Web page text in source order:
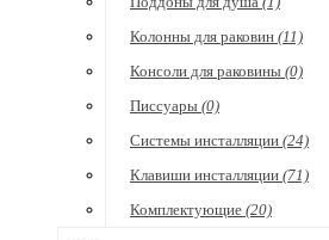
Колонны для раковин (11)
Консоли для раковины (0)
Писсуары (0)
Системы инсталляции (24)
Клавиши инсталляции (71)
Комплектующие (20)